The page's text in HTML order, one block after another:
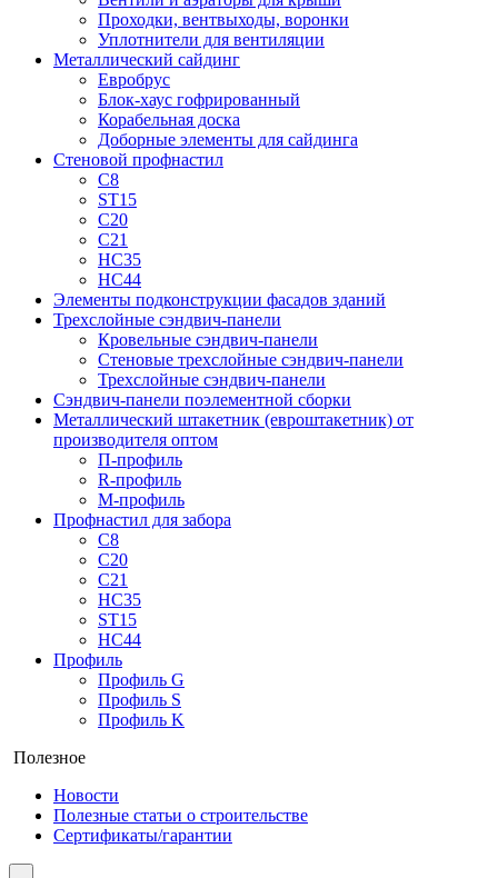
Проходки, вентвыходы, воронки
Уплотнители для вентиляции
Металлический сайдинг
Евробрус
Блок-хаус гофрированный
Корабельная доска
Доборные элементы для сайдинга
Стеновой профнастил
С8
ST15
С20
С21
НС35
НС44
Элементы подконструкции фасадов зданий
Трехслойные сэндвич-панели
Кровельные сэндвич-панели
Стеновые трехслойные сэндвич-панели
Трехслойные сэндвич-панели
Сэндвич-панели поэлементной сборки
Металлический штакетник (евроштакетник) от
производителя оптом
П-профиль
R-профиль
М-профиль
Профнастил для забора
С8
С20
С21
НС35
ST15
НС44
Профиль
Профиль G
Профиль S
Профиль K
Полезное
Новости
Полезные статьи о строительстве
Сертификаты/гарантии